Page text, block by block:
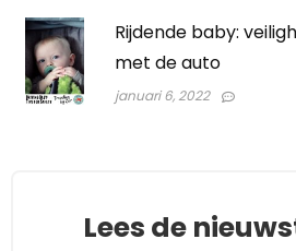
Rijdende baby:
met de auto
januari 6, 2022
Lees de